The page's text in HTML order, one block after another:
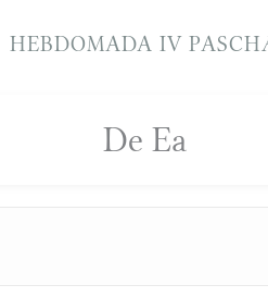
HEBDOMADA IV
De Ea